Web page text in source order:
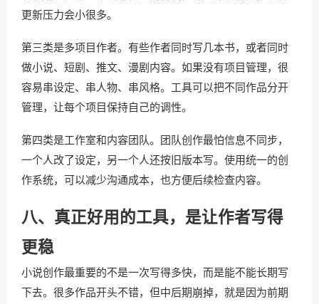
更新压力会小很多。
第三类是多项目作者。有些作者同时写几本书，或者同时
做小说、短剧、推文、漫剧内容。如果没有项目管理，很
容易串设定、串人物、串风格。工具可以把不同作品分开
管理，让每个项目保持自己的调性。
第四类是工作室和内容团队。团队创作最怕信息不同步，
一个人改了设定，另一个人还按旧版本写。使用统一的创
作系统，可以减少沟通成本，也方便后续检查内容。
八、真正好用的工具，是让作者写得
更稳
小说创作最重要的不是一次写得多快，而是能不能长期写
下去。很多作品开头不错，但中后期崩掉，就是因为前期